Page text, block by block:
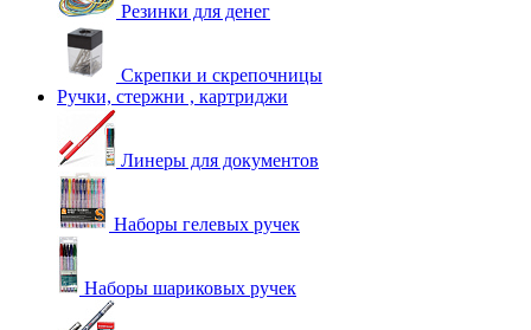
Резинки для денег
Скрепки и скрепочницы
Ручки, стержни , картриджи
Линеры для документов
Наборы гелевых ручек
Наборы шариковых ручек